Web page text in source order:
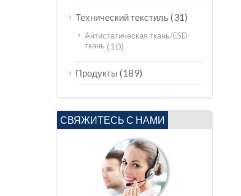
Технический текстиль(31)
Антистатическая ткань/ESD-
ткань (10)
Продукты (189)
СВЯЖИТЕСЬ С НАМИ